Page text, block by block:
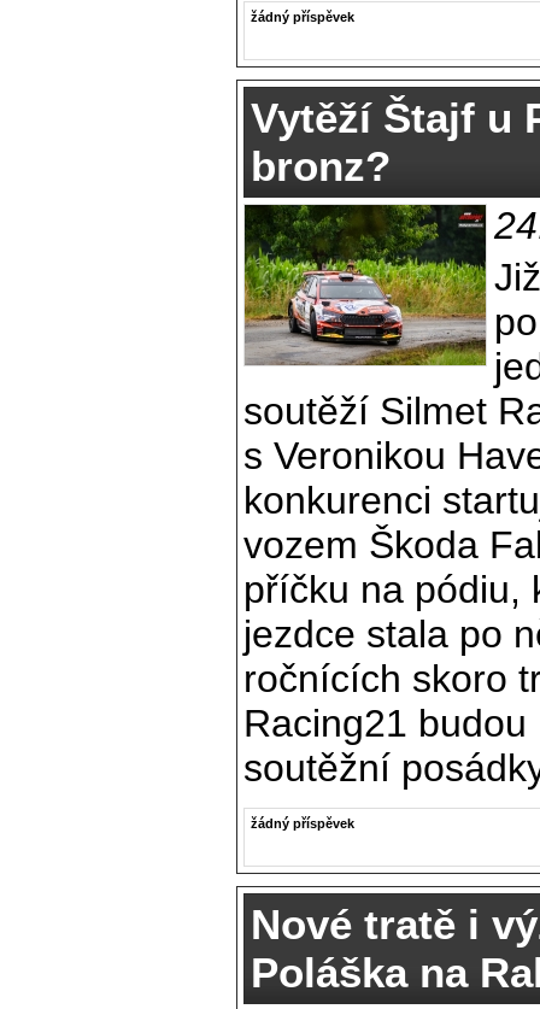
žádný příspěvek
Vytěží Štajf u
bronz?
soutěží Silmet
s Veronikou
konkurenci
vozem Škoda
příčku na pódiu,
jezdce stala po
ročnících skoro
Racing21
soutěžní
žádný příspěvek
Nové tratě i
Poláška na